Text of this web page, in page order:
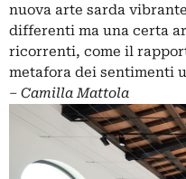
nuova arte sarda
differenti ma una certa
ricorrenti, come il
metafora dei sentimenti
‒ Camilla Mattola